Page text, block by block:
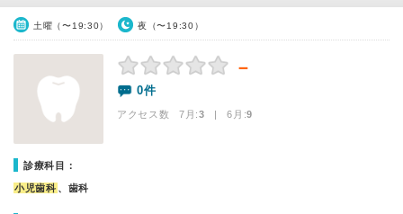
土曜（〜19:30） 夜（〜19:30）
－
0件
アクセス数 7月:3 | 6月:9
診療科目：
小児歯科 、歯科